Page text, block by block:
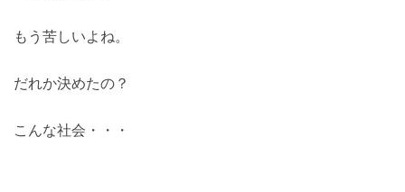
もう苦しいよね。
だれか決めたの？
こんな社会・・・